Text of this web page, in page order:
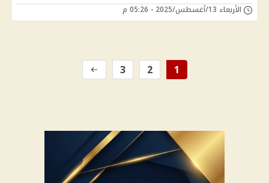
الأربعاء 13/أغسطس/2025 - 05:26 م
1
2
3